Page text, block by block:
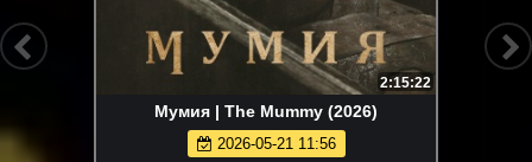
2:15:22
Мумия | The Mummy (2026)
2026-05-21 11:56